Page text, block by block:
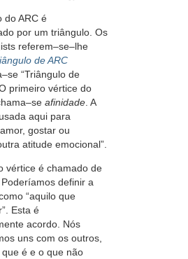
do ARC é
por um triângulo. Os
referem–se–lhe
de ARC
“Triângulo de
primeiro vértice do
afinidade . A
aqui para
gostar ou
atitude emocional”.
vértice é chamado de
Poderíamos definir a
“aquilo que
Esta é
acordo. Nós
uns com os outros,
é e o que não